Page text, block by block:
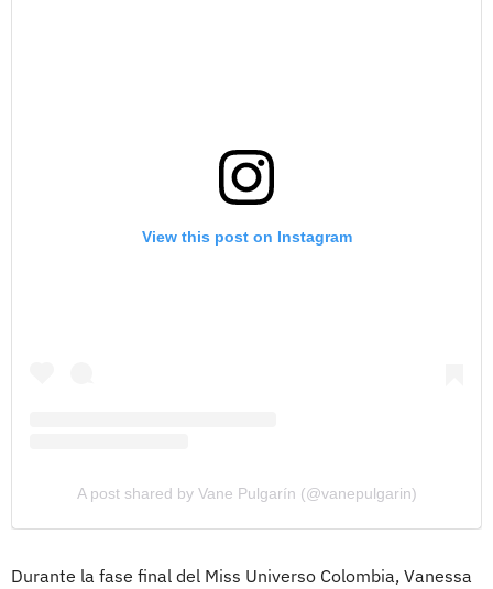
View this post on Instagram
A post shared by Vane Pulgarín (@vanepulgarin)
Durante la fase final del Miss Universo Colombia, Vanessa